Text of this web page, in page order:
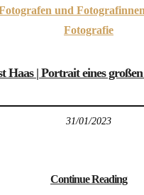
und Fotografinnen
Fotografie
Haas | Portrait eines
31/01/2023
Continue Reading